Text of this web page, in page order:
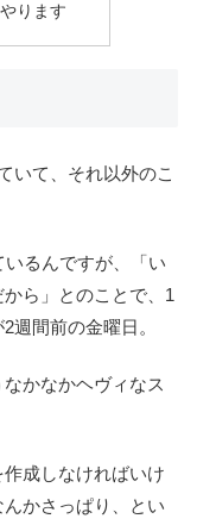
ります
いて、それ以外のこ
るんですが、「い
ら」とのことで、1
週間前の金曜日。
かなかヘヴィなス
成しなければいけ
かさっぱり、とい